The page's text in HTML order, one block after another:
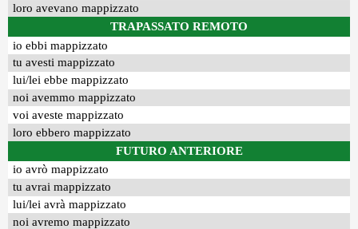
loro avevano mappizzato
TRAPASSATO REMOTO
io ebbi mappizzato
tu avesti mappizzato
lui/lei ebbe mappizzato
noi avemmo mappizzato
voi aveste mappizzato
loro ebbero mappizzato
FUTURO ANTERIORE
io avrò mappizzato
tu avrai mappizzato
lui/lei avrà mappizzato
noi avremo mappizzato